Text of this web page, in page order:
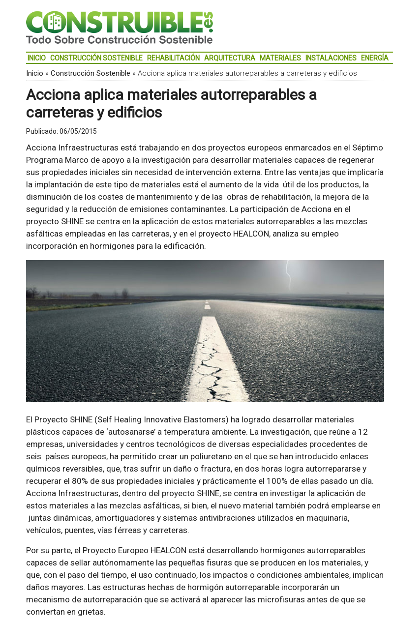
INICIO CONSTRUCCIÓN SOSTENIBLE REHABILITACIÓN ARQUITECTURA MATERIALES INSTALACIONES ENERGÍA
Inicio » Construcción Sostenible » Acciona aplica materiales autorreparables a carreteras y edificios
Acciona aplica materiales autorreparables a
carreteras y edificios
Publicado: 06/05/2015
Acciona Infraestructuras está trabajando en dos proyectos europeos enmarcados en el Séptimo
Programa Marco de apoyo a la investigación para desarrollar materiales capaces de regenerar
sus propiedades iniciales sin necesidad de intervención externa. Entre las ventajas que implicaría
la implantación de este tipo de materiales está el aumento de la vida útil de los productos, la
disminución de los costes de mantenimiento y de las obras de rehabilitación, la mejora de la
seguridad y la reducción de emisiones contaminantes. La participación de Acciona en el
proyecto SHINE se centra en la aplicación de estos materiales autorreparables a las mezclas
asfálticas empleadas en las carreteras, y en el proyecto HEALCON, analiza su empleo
incorporación en hormigones para la edificación.
El Proyecto SHINE (Self Healing Innovative Elastomers) ha logrado desarrollar materiales
plásticos capaces de ‘autosanarse’ a temperatura ambiente. La investigación, que reúne a 12
empresas, universidades y centros tecnológicos de diversas especialidades procedentes de
seis países europeos, ha permitido crear un poliuretano en el que se han introducido enlaces
químicos reversibles, que, tras sufrir un daño o fractura, en dos horas logra autorrepararse y
recuperar el 80% de sus propiedades iniciales y prácticamente el 100% de ellas pasado un día.
Acciona Infraestructuras, dentro del proyecto SHINE, se centra en investigar la aplicación de
estos materiales a las mezclas asfálticas, si bien, el nuevo material también podrá emplearse en
juntas dinámicas, amortiguadores y sistemas antivibraciones utilizados en maquinaria,
vehículos, puentes, vías férreas y carreteras.
Por su parte, el Proyecto Europeo HEALCON está desarrollando hormigones autorreparables
capaces de sellar autónomamente las pequeñas fisuras que se producen en los materiales, y
que, con el paso del tiempo, el uso continuado, los impactos o condiciones ambientales, implican
daños mayores. Las estructuras hechas de hormigón autorreparable incorporarán un
mecanismo de autorreparación que se activará al aparecer las microfisuras antes de que se
conviertan en grietas.